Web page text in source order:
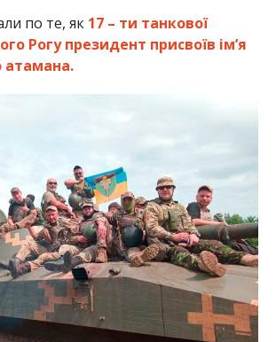
по те, як 17 – ти танкової
Рогу президент присвоїв ім’я
атамана.